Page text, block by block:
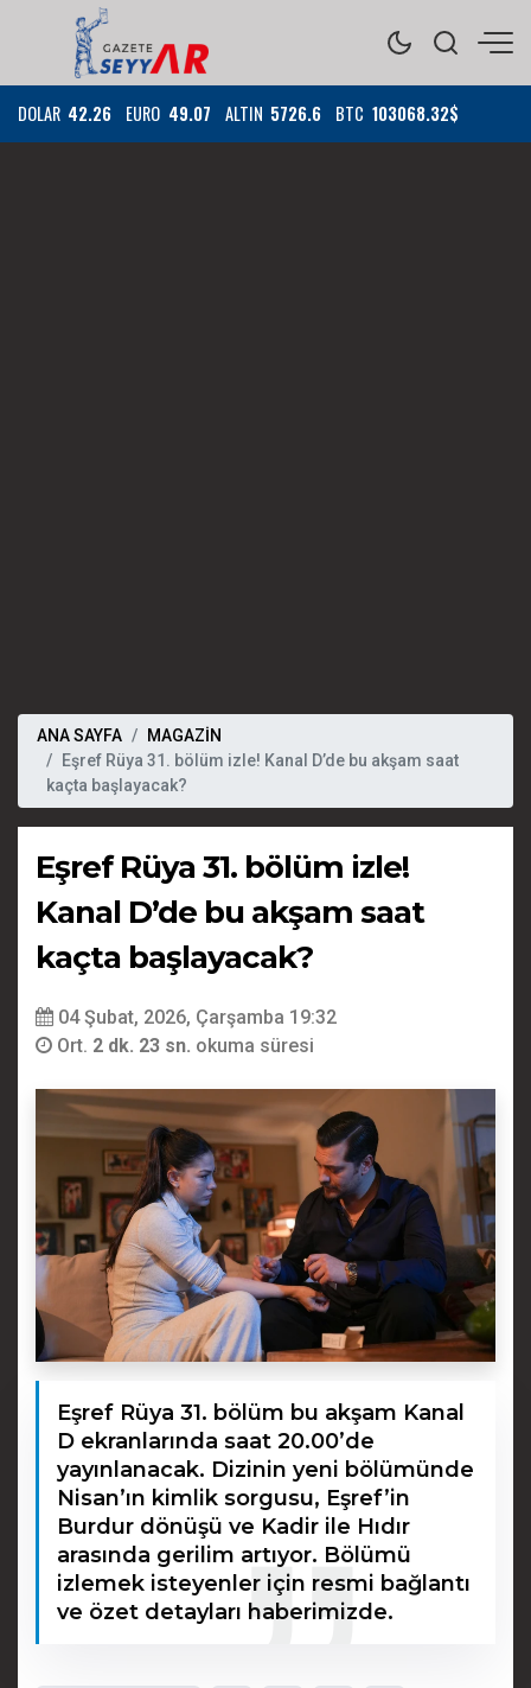
DOLAR 42.26 EURO 49.07 ALTIN 5726.6 BTC 103068.32$
ANA SAYFA
MAGAZİN
Eşref Rüya 31. bölüm izle! Kanal D’de bu akşam saat
kaçta başlayacak?
Eşref Rüya 31. bölüm izle!
Kanal D’de bu akşam saat
kaçta başlayacak?
04 Şubat, 2026, Çarşamba 19:32
Ort. 2 dk. 23 sn. okuma süresi
Eşref Rüya 31. bölüm bu akşam Kanal
D ekranlarında saat 20.00’de
yayınlanacak. Dizinin yeni bölümünde
Nisan’ın kimlik sorgusu, Eşref’in
Burdur dönüşü ve Kadir ile Hıdır
arasında gerilim artıyor. Bölümü
izlemek isteyenler için resmi bağlantı
ve özet detayları haberimizde.